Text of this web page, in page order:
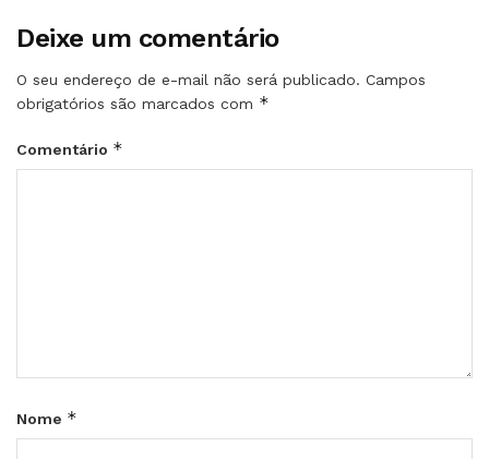
Deixe um comentário
O seu endereço de e-mail não será publicado. Campos
obrigatórios são marcados com *
Comentário *
Nome *